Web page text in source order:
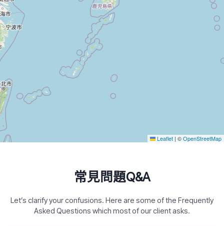
Leaflet | ©OpenStreetMap
常見問題Q&A
Let’s clarify your confusions. Here are some of the Frequently
Asked Questions which most of our client asks.